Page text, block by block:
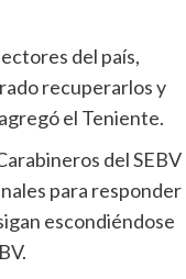
del país,
recuperarlos y
el Teniente.
del SEBV
para responder
escondiéndose